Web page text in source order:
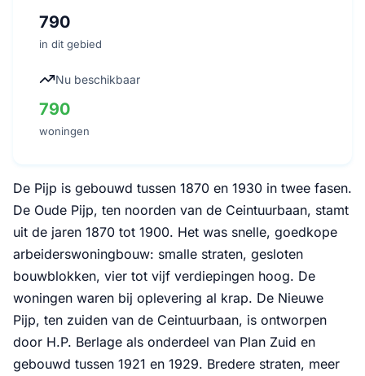
790
in dit gebied
Nu beschikbaar
790
woningen
De Pijp is gebouwd tussen 1870 en 1930 in twee fasen.
De Oude Pijp, ten noorden van de Ceintuurbaan, stamt
uit de jaren 1870 tot 1900. Het was snelle, goedkope
arbeiderswoningbouw: smalle straten, gesloten
bouwblokken, vier tot vijf verdiepingen hoog. De
woningen waren bij oplevering al krap. De Nieuwe
Pijp, ten zuiden van de Ceintuurbaan, is ontworpen
door H.P. Berlage als onderdeel van Plan Zuid en
gebouwd tussen 1921 en 1929. Bredere straten, meer